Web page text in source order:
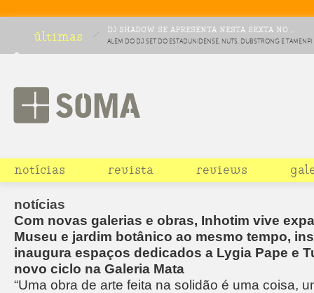
últimas DJ SHADOW SE APRESENTA NESTA SEXTA NO ...
ALÉM DO DJ SET DO ESTADUNIDENSE, NUTS, DUBSTRONG E TAMENPI
COMPLETAM O LINEUP DA COMEMORAÇÃO DE DEZ ANOS DA FESTA
notícias revista reviews
notícias
Com novas galerias e obras, Inhotim vive
Museu e jardim botânico ao mesmo tempo,
inaugura espaços dedicados a Lygia Pape e
novo ciclo na Galeria Mata
“Uma obra de arte feita na solidão é uma coisa,